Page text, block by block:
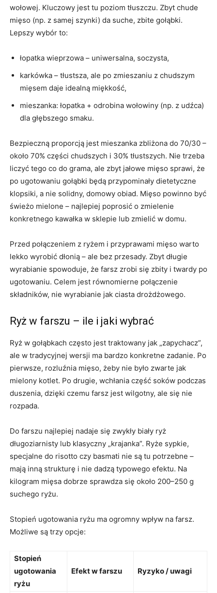
wołowej. Kluczowy jest tu poziom tłuszczu. Zbyt chude
mięso (np. z samej szynki) da suche, zbite gołąbki.
Lepszy wybór to:
łopatka wieprzowa – uniwersalna, soczysta,
karkówka – tłustsza, ale po zmieszaniu z chudszym
mięsem daje idealną miękkość,
mieszanka: łopatka + odrobina wołowiny (np. z udźca)
dla głębszego smaku.
Bezpieczną proporcją jest mieszanka zbliżona do 70/30 –
około 70% części chudszych i 30% tłustszych. Nie trzeba
liczyć tego co do grama, ale zbyt jałowe mięso sprawi, że
po ugotowaniu gołąbki będą przypominały dietetyczne
klopsiki, a nie solidny, domowy obiad. Mięso powinno być
świeżo mielone – najlepiej poprosić o zmielenie
konkretnego kawałka w sklepie lub zmielić w domu.
Przed połączeniem z ryżem i przyprawami mięso warto
lekko wyrobić dłonią – ale bez przesady. Zbyt długie
wyrabianie spowoduje, że farsz zrobi się zbity i twardy po
ugotowaniu. Celem jest równomierne połączenie
składników, nie wyrabianie jak ciasta drożdżowego.
Ryż w farszu – ile i jaki wybrać
Ryż w gołąbkach często jest traktowany jak „zapychacz”,
ale w tradycyjnej wersji ma bardzo konkretne zadanie. Po
pierwsze, rozluźnia mięso, żeby nie było zwarte jak
mielony kotlet. Po drugie, wchłania część soków podczas
duszenia, dzięki czemu farsz jest wilgotny, ale się nie
rozpada.
Do farszu najlepiej nadaje się zwykły biały ryż
długoziarnisty lub klasyczny „krajanka”. Ryże sypkie,
specjalne do risotto czy basmati nie są tu potrzebne –
mają inną strukturę i nie dadzą typowego efektu. Na
kilogram mięsa dobrze sprawdza się około 200–250 g
suchego ryżu.
Stopień ugotowania ryżu ma ogromny wpływ na farsz.
Możliwe są trzy opcje:
Stopień
ugotowania
ryżu
Efekt w farszu Ryzyko / uwagi